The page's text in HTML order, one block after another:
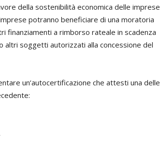
della sostenibilità economica delle imprese
potranno beneficiare di una moratoria
finanziamenti a rimborso rateale in scadenza
altri soggetti autorizzati alla concessione del
un’autocertificazione che attesti una delle